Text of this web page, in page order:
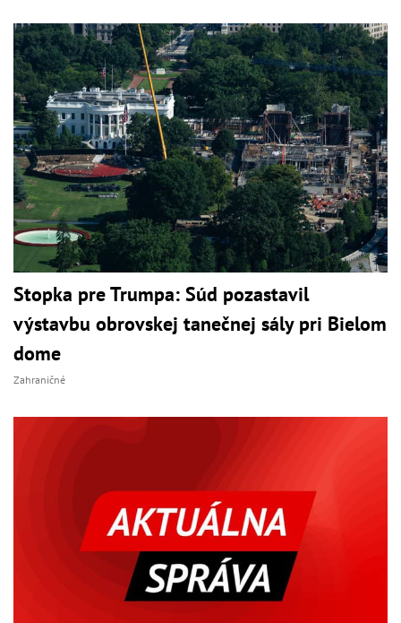
Stopka pre Trumpa: Súd pozastavil
výstavbu obrovskej tanečnej sály pri Bielom
dome
Zahraničné